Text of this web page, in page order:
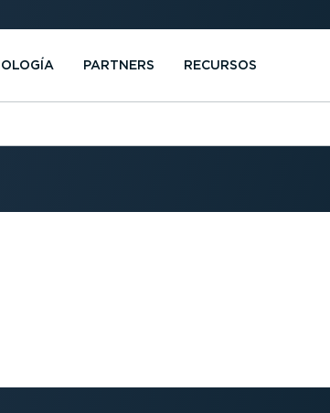
PARTNERS RECURSOS
EL